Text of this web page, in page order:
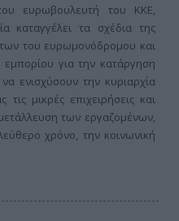
ευρωβουλευτή του ΚΚΕ,
καταγγέλει τα σχέδια της
του ευρωμονόδρομου και
για την κατάργηση
ενισχύσουν την κυριαρχία
μικρές επιχειρήσεις και
των εργαζομένων,
χρόνο, την κοινωνική